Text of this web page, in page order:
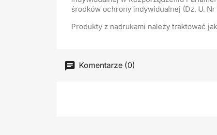
środków ochrony indywidualnej (Dz. U. Nr
Produkty z nadrukami należy traktować
Komentarze (0)